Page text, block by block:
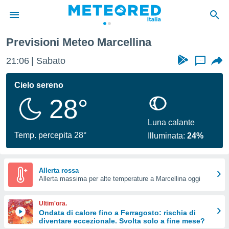
di
per
le
di
Web
le
Previsioni Meteo Marcellina
21:06 Sabato ...
Cielo sereno
28°
Temp. percepita 28°
Luna calante
Illuminata:24%
Allerta rossa
Allerta massima per alte temperature a Marcellina oggi
Ultim'ora.
Ondata di calore fino a Ferragosto: rischia di
diventare eccezionale. Svolta solo a fine mese?